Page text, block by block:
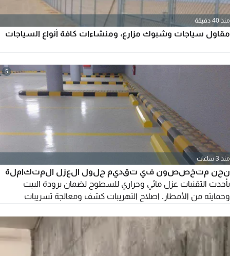
منذ 40 دقيقة
مقاول سياجات وشبوك مزارع، ومنشاءات كافة أنواع السياجات
5
منذ 3 ساعات
نحن متخصصون في تقديم حلول العزل المتكاملة
بأحدث التقنيات عزل مائي وحراري للسطوح لضمان برودة البيت
وحمايته من الأمطار. اصلاح التهريبات كشف ومعالجة تسريبات
لعائلتك. أرضيات إيبوكسي (Epoxy) للمواقف، المستودعات، والمخازن
(قوة تحمل ومظهر عصري) ثقتكم تهمنا نقدم ضمان حقيقي يصل